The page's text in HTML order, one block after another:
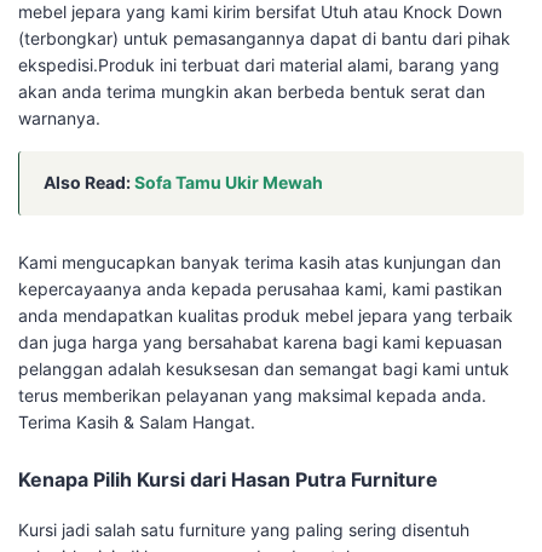
mebel jepara yang kami kirim bersifat Utuh atau Knock Down
(terbongkar) untuk pemasangannya dapat di bantu dari pihak
ekspedisi.Produk ini terbuat dari material alami, barang yang
akan anda terima mungkin akan berbeda bentuk serat dan
warnanya.
Also Read:Sofa Tamu Ukir Mewah
Kami mengucapkan banyak terima kasih atas kunjungan dan
kepercayaanya anda kepada perusahaa kami, kami pastikan
anda mendapatkan kualitas produk mebel jepara yang terbaik
dan juga harga yang bersahabat karena bagi kami kepuasan
pelanggan adalah kesuksesan dan semangat bagi kami untuk
terus memberikan pelayanan yang maksimal kepada anda.
Terima Kasih & Salam Hangat.
Kenapa Pilih Kursi dari Hasan Putra Furniture
Kursi jadi salah satu furniture yang paling sering disentuh